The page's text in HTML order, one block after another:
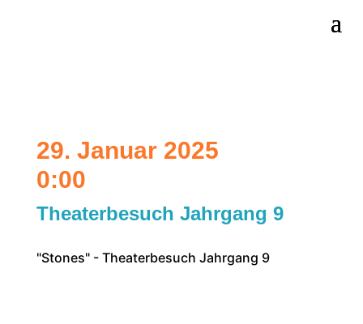
29. Januar 2025
0:00
Theaterbesuch Jahrgang 9
"Stones" - Theaterbesuch Jahrgang 9